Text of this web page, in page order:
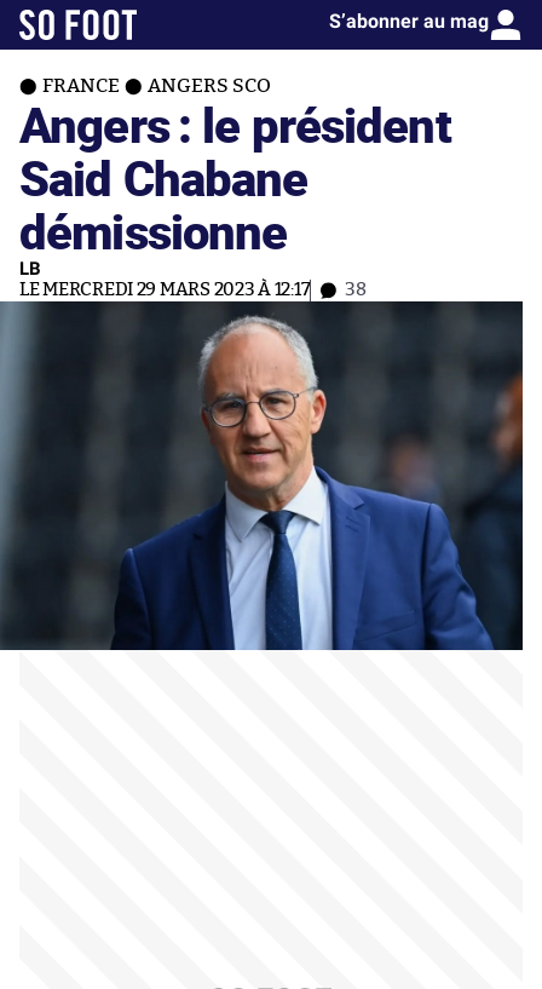
S’abonner au mag
FRANCE ANGERS SCO
Angers : le président
Said Chabane
démissionne
LB
LE MERCREDI 29 MARS 2023 À 12:17 38